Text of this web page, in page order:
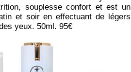
souplesse confort et est un
et soir en effectuant de légers
yeux. 50ml. 95€